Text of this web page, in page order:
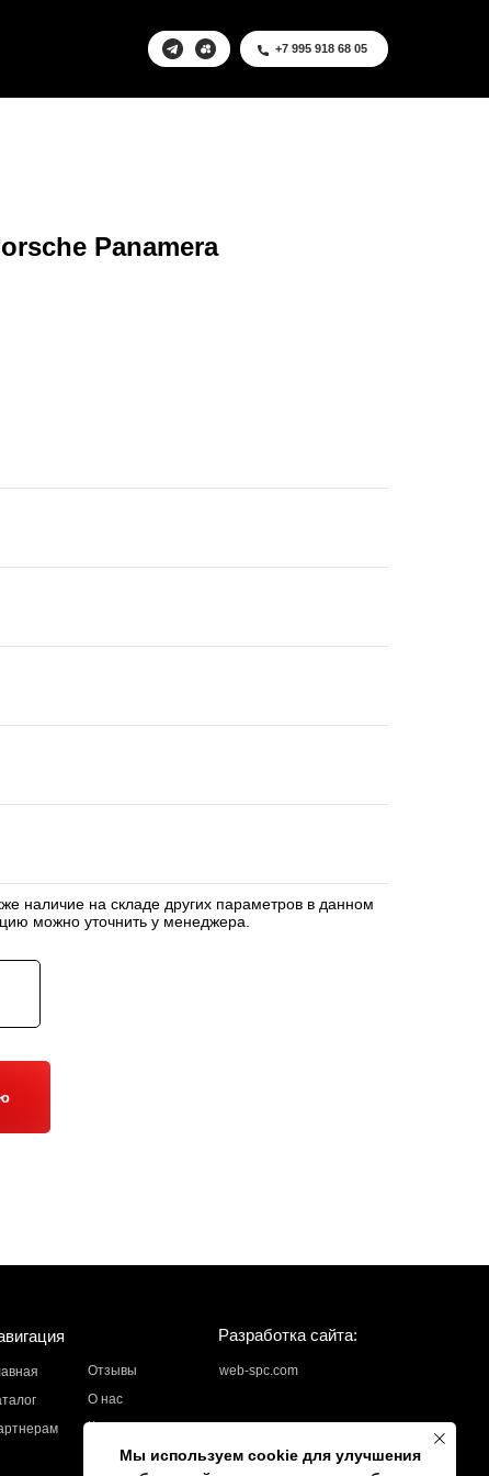
+7 995 918 68 05
Panamera
наличие на складе других параметров в данном
можно уточнить у менеджера.
Разработка сайта:
Отзывы
О нас
Контакты
web-spc.com
Мы используем cookie для улучшения